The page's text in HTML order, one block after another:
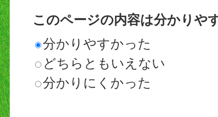
このページの内容は分かりや
分かりやすかった
どちらともいえない
分かりにくかった